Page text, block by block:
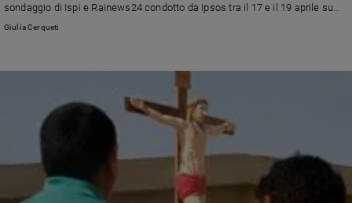
sondaggio di Ispi e Rainews24 condotto da Ipsos tra il 17 e il 19 aprile su
oltre mille intervistati.
Giulia Cerqueti